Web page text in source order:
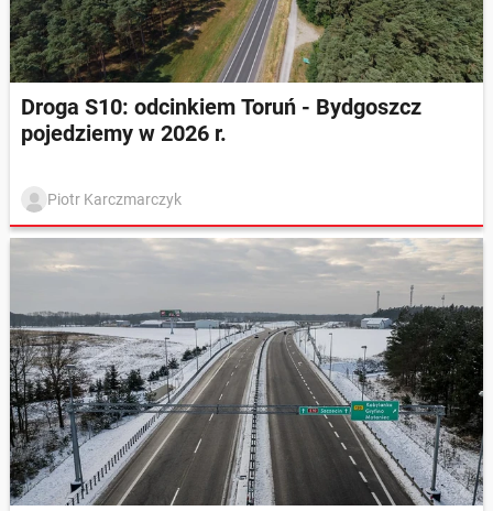
Droga S10: odcinkiem Toruń - Bydgoszcz
pojedziemy w 2026 r.
Piotr Karczmarczyk